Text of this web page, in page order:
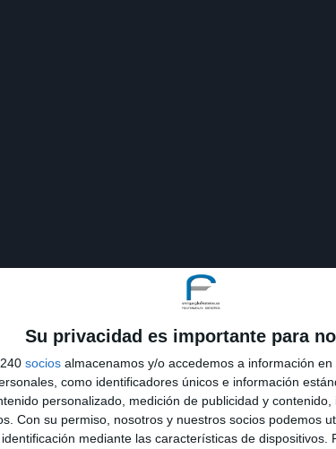
Su privacidad es importante para
socios almacenamos y/o accedemos a información
como identificadores únicos e información
personalizado, medición de publicidad y
Con su permiso, nosotros y nuestros socios podemos
mediante las características de dispositivos.
de rodilla. Con la rodilla en semiflexión se
una tira por encima del ligamento, empezando
y después las otras dos formando una cruz